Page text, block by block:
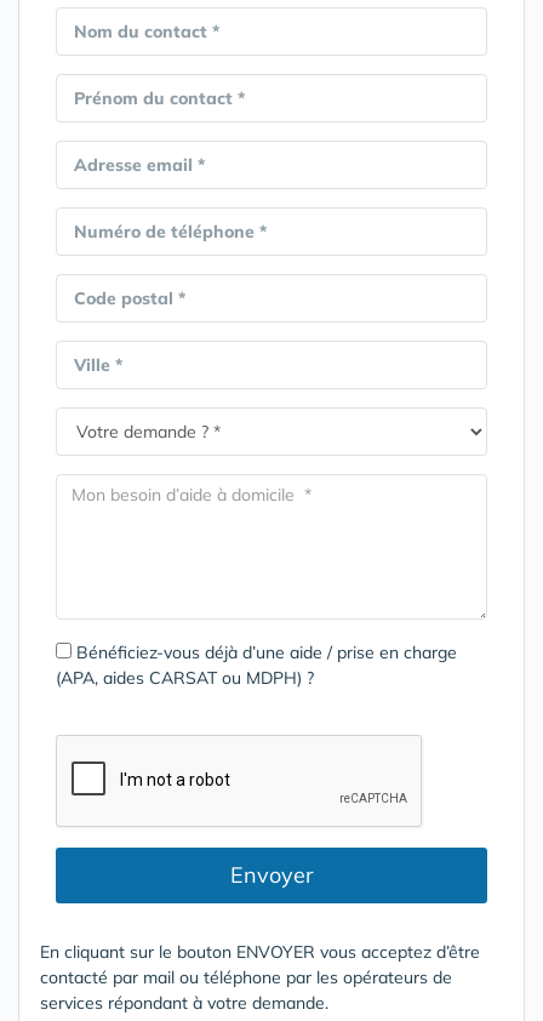
Nom du contact *
Prénom du contact *
Adresse email *
Numéro de téléphone *
Code postal *
Ville *
Bénéficiez-vous déjà d’une aide / prise en charge
(APA, aides CARSAT ou MDPH) ?
Envoyer
En cliquant sur le bouton ENVOYER vous acceptez d’être
contacté par mail ou téléphone par les opérateurs de
services répondant à votre demande.